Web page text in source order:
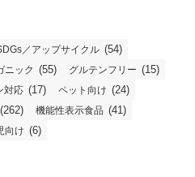
／アップサイクル (54)
ニック (55) グルテンフリー (15)
対応 (17) ペット向け (24)
(262) 機能性表示食品 (41)
向け (6)